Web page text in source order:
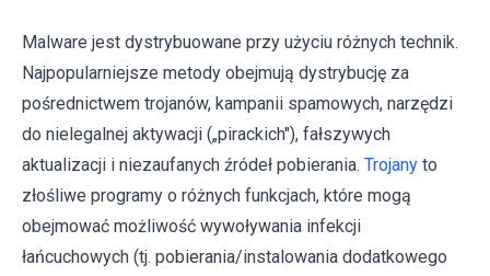
Malware jest dystrybuowane przy użyciu różnych technik.
Najpopularniejsze metody obejmują dystrybucję za
pośrednictwem trojanów, kampanii spamowych, narzędzi
do nielegalnej aktywacji („pirackich"), fałszywych
aktualizacji i niezaufanych źródeł pobierania. Trojany to
złośliwe programy o różnych funkcjach, które mogą
obejmować możliwość wywoływania infekcji
łańcuchowych (tj. pobierania/instalowania dodatkowego